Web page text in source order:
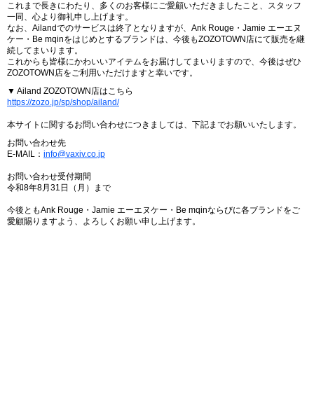
これまで長きにわたり、多くのお客様にご愛顧いただきましたこと、スタッフ
一同、心より御礼申し上げます。
なお、Ailandでのサービスは終了となりますが、Ank Rouge・Jamie エーエヌ
ケー・Be mqinをはじめとするブランドは、今後もZOZOTOWN店にて販売を継
続してまいります。
これからも皆様にかわいいアイテムをお届けしてまいりますので、今後はぜひ
ZOZOTOWN店をご利用いただけますと幸いです。
▼ Ailand ZOZOTOWN店はこちら
https://zozo.jp/sp/shop/ailand/
本サイトに関するお問い合わせにつきましては、下記までお願いいたします。
お問い合わせ先
E-MAIL： info@vaxiv.co.jp
お問い合わせ受付期間
令和8年8月31日（月）まで
今後ともAnk Rouge・Jamie エーエヌケー・Be mqinならびに各ブランドをご
愛顧賜りますよう、よろしくお願い申し上げます。